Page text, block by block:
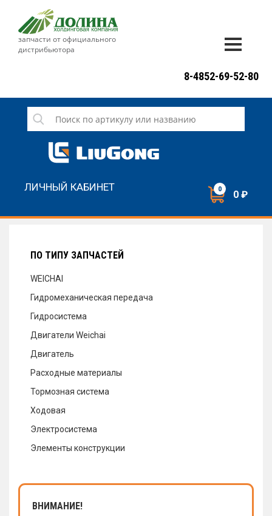
запчасти от официального
дистрибьютора
СЕРВИС
НОВОСТИ
8-4852-69-52-80
ЛИЧНЫЙ КАБИНЕТ 0 0 ₽
ПО ТИПУ ЗАПЧАСТЕЙ
WEICHAI
Гидромеханическая передача
Гидросистема
Двигатели Weichai
Двигатель
Расходные материалы
Тормозная система
Ходовая
Электросистема
Элементы конструкции
ВНИМАНИЕ!